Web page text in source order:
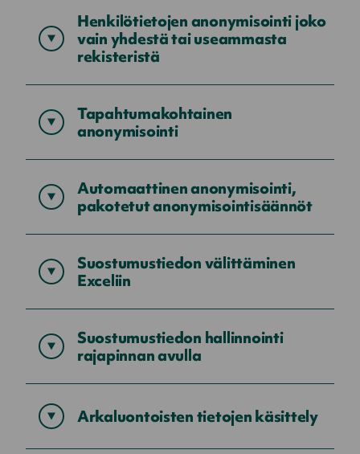
Näytä
Henkilötietojen anonymisointi joko
vain yhdestä tai useammasta
rekisteristä
Näytä
Tapahtumakohtainen
anonymisointi
Näytä
Automaattinen anonymisointi,
pakotetut anonymisointisäännöt
Näytä
Suostumustiedon välittäminen
Exceliin
Näytä
Suostumustiedon hallinnointi
rajapinnan avulla
Näytä
Arkaluontoisten tietojen käsittely